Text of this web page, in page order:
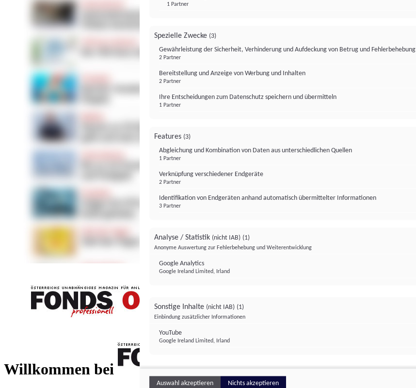
Willkommen bei
FONDS professionell
1 Partner
Spezielle Zwecke (3)
Gewährleistung der Sicherheit, Verhinderung und Aufdeckung von Betrug und Fehlerbehebung
2 Partner
Bereitstellung und Anzeige von Werbung und Inhalten
2 Partner
Ihre Entscheidungen zum Datenschutz speichern und übermitteln
1 Partner
Features (3)
Abgleichung und Kombination von Daten aus unterschiedlichen Quellen
1 Partner
Verknüpfung verschiedener Endgeräte
2 Partner
Identifikation von Endgeräten anhand automatisch übermittelter Informationen
3 Partner
Analyse / Statistik (nicht IAB) (1)
Anonyme Auswertung zur Fehlerbehebung und Weiterentwicklung
Google Analytics
Google Ireland Limited, Irland
Sonstige Inhalte (nicht IAB) (1)
Einbindung zusätzlicher Informationen
YouTube
Google Ireland Limited, Irland
Auswahl akzeptieren Nichts akzeptieren